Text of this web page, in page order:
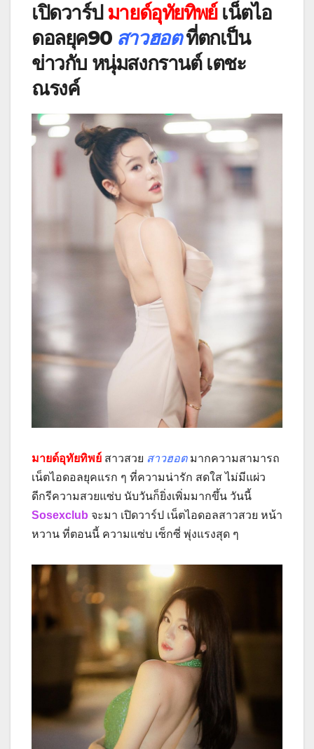
เปิดวาร์ป มายด์อุทัยทิพย์เน็ตไอ
ดอลยุค90สาวฮอตที่ตกเป็น
ข่าวกับ หนุ่มสงกรานต์ เตชะ
ณรงค์
มายด์อุทัยทิพย์ สาวสวย สาวฮอตมากความสามารถ
เน็ตไอดอลยุคแรก ๆ ที่ความน่ารัก สดใส ไม่มีแผ่ว
ดีกรีความสวยแซ่บ นับวันก็ยิ่งเพิ่มมากขึ้น วันนี้
Sosexclub จะมา เปิดวาร์ป เน็ตไอดอลสาวสวย หน้า
หวาน ที่ตอนนี้ ความแซ่บ เซ็กซี่ พุ่งแรงสุด ๆ